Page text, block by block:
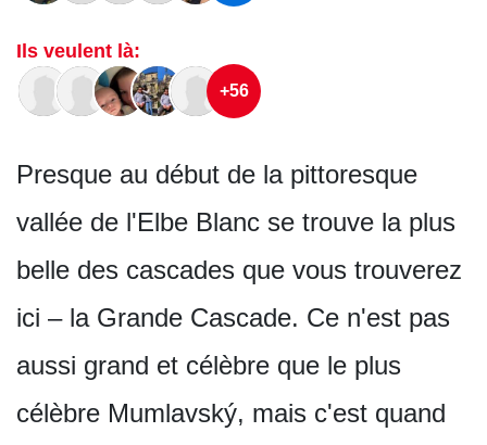
Ils veulent là:
+56
Presque au début de la pittoresque
vallée de l'Elbe Blanc se trouve la plus
belle des cascades que vous trouverez
ici – la Grande Cascade. Ce n'est pas
aussi grand et célèbre que le plus
célèbre Mumlavský, mais c'est quand